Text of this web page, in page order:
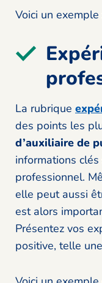
Voici un exemple
La rubrique
des points les
d’auxiliaire de
informations
professionnel.
elle peut aussi
est alors
Présentez vos
positive, telle